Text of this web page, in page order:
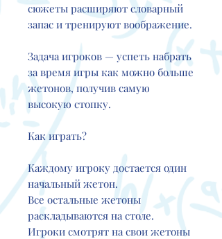
сюжеты расширяют словарный
запас и тренируют воображение.
Задача игроков — успеть набрать
за время игры как можно больше
жетонов, получив самую
высокую стопку.
Как играть?
Каждому игроку достается один
начальный жетон.
Все остальные жетоны
раскладываются на столе.
Игроки смотрят на свои жетоны